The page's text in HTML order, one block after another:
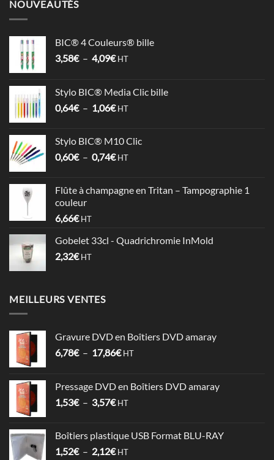
NOUVEAUTÉS
BIC® 4 Couleurs® bille
3,58€ – 4,09€Plage
3,58€
à
HT
Stylo BIC® Media Clic bille
0,64€ – 1,06€Plage
0,64€
à
HT
Stylo BIC® M10 Clic
0,60€ – 0,74€Plage
0,60€
HT
Flûte à champagne en Tritan – Tampographie 1
couleur
6,66€ HT
Gobelet 33cl - Quadrichromie InMold
2,32€ HT
MEILLEURS VENTES
Gravure DVD en Boîtiers DVD amaray
6,78€ – 17,86€Plage
6,78€
à
HT
Pressage DVD en Boîtiers DVD amaray
1,53€ – 3,57€Plage
1,53€
à
HT
Boîtiers plastique USB Format BLU-RAY
1,52€ – 2,12€Plage
HT